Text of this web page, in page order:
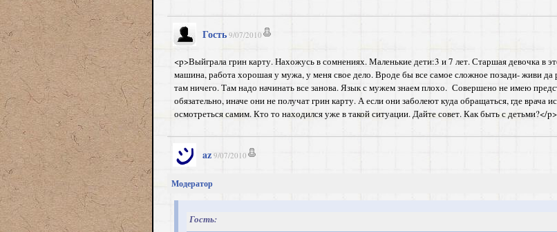
Гость 9/07/2010
<p>Выйграла грин карту. Нахожусь в сомнениях. Маленькие дети:3 и 7 лет. Старшая девочка
машина, работа хорошая у мужа, у меня свое дело. Вроде бы все самое сложное позади- живи да
там ничего. Там надо начинать все занова. Язык с мужем знаем плохо. Совершено не имею
обязательно, иначе они не получат грин карту. А если они заболеют куда обращаться, где врача
осмотреться самим. Кто то находился уже в такой ситуации. Дайте совет. Как быть с детьми?</p>
az 9/07/2010
Модератор
Гость: